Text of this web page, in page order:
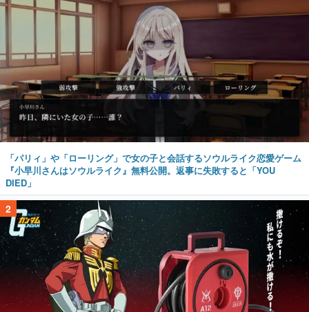
「パリィ」や「ローリング」で女の子と会話するソウルライク恋愛ゲーム
『小早川さんはソウルライク』無料公開。返事に失敗すると「YOU
DIED」
2